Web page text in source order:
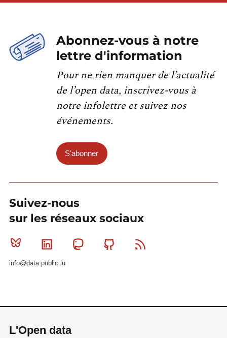
Abonnez-vous à notre
lettre d'information
Pour ne rien manquer de l’actualité
de l’open data, inscrivez-vous à
notre infolettre et suivez nos
événements.
S'abonner
Suivez-nous
sur les réseaux sociaux
Bluesky Linkedin MastodonGithub
info@data.public.lu
L'Open data